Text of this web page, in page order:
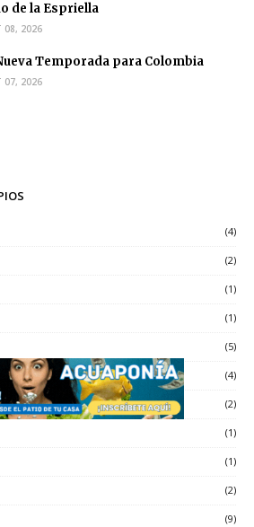
de la Espriella
08, 2026
Temporada para Colombia
07, 2026
(4)
(2)
(1)
(1)
(5)
(4)
(2)
(1)
(1)
(2)
(9)